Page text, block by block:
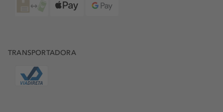
TRANSPORTADORA